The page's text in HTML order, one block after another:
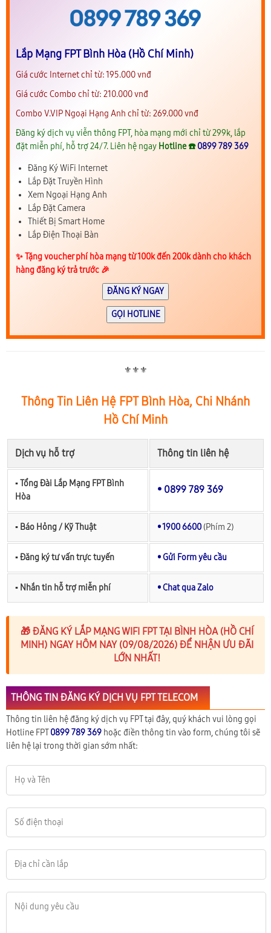
Lắp Mạng FPT Bình Hòa (Hồ Chí Minh)
Giá cước Internet chỉ từ: 195.000 vnđ
Giá cước Combo chỉ từ: 210.000 vnđ
Combo V.VIP Ngoại Hạng Anh chỉ từ: 269.000 vnđ
Đăng ký dịch vụ viễn thông FPT, hòa mạng mới chỉ từ 299k, lắp
đặt miễn phí, hỗ trợ 24/7. Liên hệ ngay Hotline ☎️0899 789 369
Đăng Ký WiFi Internet
Lắp Đặt Truyền Hình
Xem Ngoại Hạng Anh
Lắp Đặt Camera
Thiết Bị Smart Home
Lắp Điện Thoại Bàn
✨️ Tặng voucher phí hòa mạng từ 100k đến 200k dành cho khách
hàng đăng ký trả trước 🎉
ĐĂNG KÝ NGAY
GỌI HOTLINE
⚜️⚜️⚜️
Thông Tin Liên Hệ FPT Bình Hòa, Chi Nhánh
Hồ Chí Minh
Dịch vụ hỗ trợ Thông tin liên hệ
▪︎ Tổng Đài Lắp Mạng FPT Bình
Hòa
• 0899 789 369
▪︎ Báo Hỏng / Kỹ Thuật • 1900 6600 (Phím 2)
▪︎ Đăng ký tư vấn trực tuyến • Gửi Form yêu cầu
▪︎ Nhắn tin hỗ trợ miễn phí • Chat qua Zalo
🎁 ĐĂNG KÝ LẮP MẠNG WIFI FPT TẠI BÌNH HÒA (HỒ CHÍ
MINH) NGAY HÔM NAY (09/08/2026) ĐỂ NHẬN ƯU ĐÃI
LỚN NHẤT!
THÔNG TIN ĐĂNG KÝ DỊCH VỤ FPT TELECOM
Thông tin liên hệ đăng ký dịch vụ FPT tại đây, quý khách vui lòng gọi
Hotline FPT0899 789 369 hoặc điền thông tin vào form, chúng tôi sẽ
liên hệ lại trong thời gian sớm nhất: